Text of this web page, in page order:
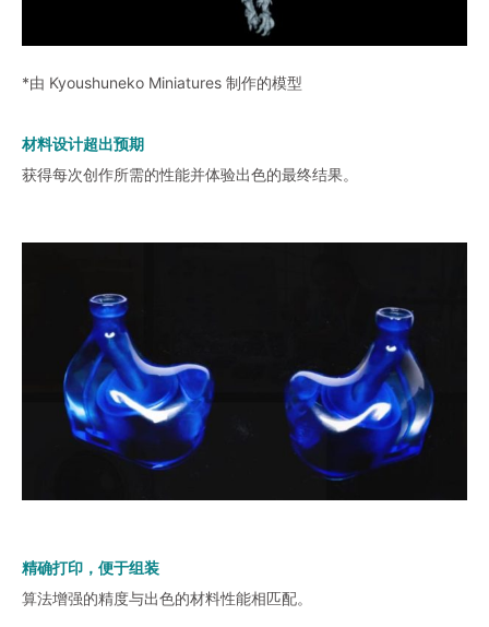
*由 Kyoushuneko Miniatures 制作的模型
材料设计超出预期
获得每次创作所需的性能并体验出色的最终结果。
精确打印，便于组装
算法增强的精度与出色的材料性能相匹配。